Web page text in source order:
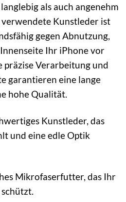
als auch angenehm
verwendete Kunstleder ist
gegen Abnutzung,
Ihr iPhone vor
präzise Verarbeitung und
garantieren eine lange
hohe Qualität.
Kunstleder, das
und eine edle Optik
Mikrofaserfutter, das Ihr